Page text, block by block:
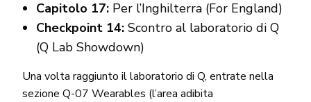
Capitolo 17:Per l’Inghilterra (For England)
Checkpoint 14:Scontro al laboratorio di Q
(Q Lab Showdown)
Una volta raggiunto il laboratorio di Q, entrate nella
sezione Q-07 Wearables (l’area adibita